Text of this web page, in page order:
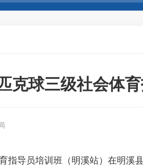
克球三级社会体
导员培训班（明溪站）在明溪